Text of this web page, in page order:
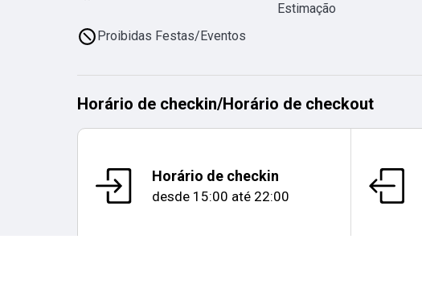
Estimação
Proibidas Festas/Eventos
Horário de checkin/Horário de checkout
Horário de checkin
desde 15:00 até 22:00